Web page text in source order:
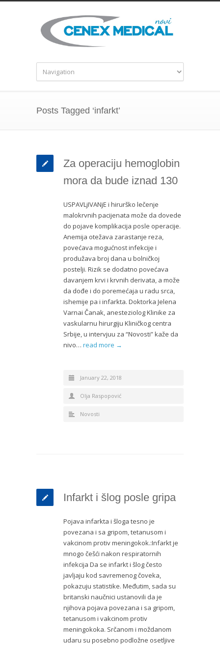
Posts Tagged ‘infarkt’
Za operaciju hemoglobin
mora da bude iznad 130
USPAVLjIVANjE i hirurško lečenje
malokrvnih pacijenata može da dovede
do pojave komplikacija posle operacije.
Anemija otežava zarastanje reza,
povećava mogućnost infekcije i
produžava broj dana u bolničkoj
postelji. Rizik se dodatno povećava
davanjem krvi i krvnih derivata, a može
da dođe i do poremećaja u radu srca,
ishemije pa i infarkta. Doktorka Jelena
Varnai Čanak, anesteziolog Klinike za
vaskularnu hirurgiju Kliničkog centra
Srbije, u intervjuu za “Novosti” kaže da
nivo… read more →
January 22, 2018
Olja Raspopović
Novosti
Infarkt i šlog posle gripa
Pojava infarkta i šloga tesno je
povezana i sa gripom, tetanusom i
vakcinom protiv meningokok.:Infarkt je
mnogo češći nakon respiratornih
infekcija Da se infarkt i šlog često
javljaju kod savremenog čoveka,
pokazuju statistike. Međutim, sada su
britanski naučnici ustanovili da je
njihova pojava povezana i sa gripom,
tetanusom i vakcinom protiv
meningokoka. Srčanom i moždanom
udaru su posebno podložne osetljive